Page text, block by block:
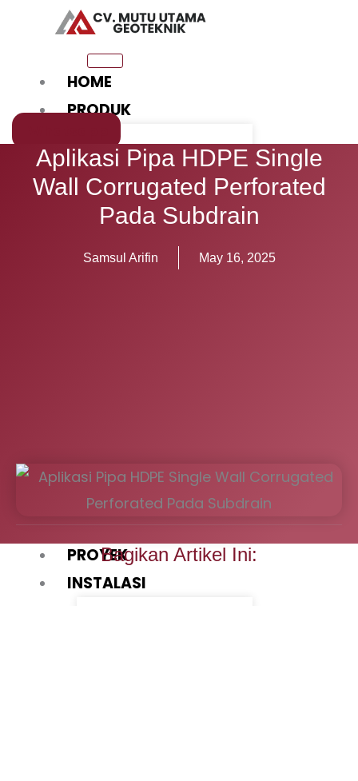
HOME
PRODUK
GEOMEMBRANE
KINCIR TAMBAK
(AERATOR)
GEOTEXTILE
GEOTEXTILE NON
GEOPIPE
PROYEK
INSTALASI
Aplikasi Pipa HDPE Single
Wall Corrugated Perforated
Pada Subdrain
Samsul Arifin May 16, 2025
Bagikan Artikel Ini: